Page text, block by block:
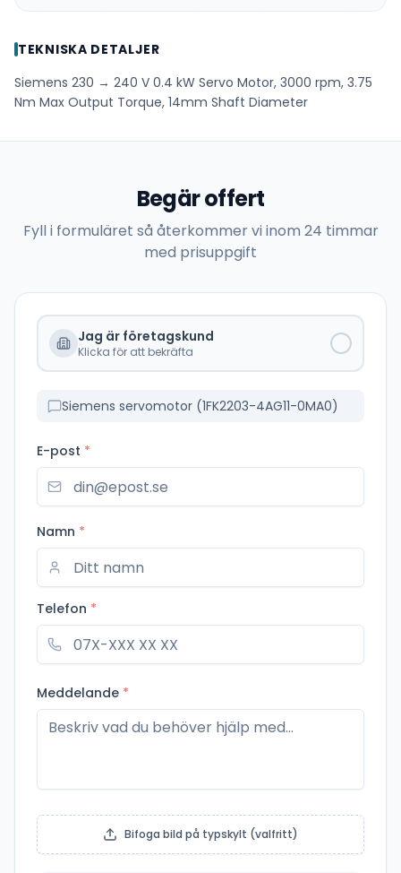
TEKNISKA DETALJER
Siemens 230 → 240 V 0.4 kW Servo Motor, 3000 rpm, 3.75
Nm Max Output Torque, 14mm Shaft Diameter
Begär offert
Fyll i formuläret så återkommer vi inom 24 timmar
med prisuppgift
Jag är företagskund
Klicka för att bekräfta
Siemens servomotor (1FK2203-4AG11-0MA0)
E-post *
Namn *
Telefon *
Meddelande *
Bifoga bild på typskylt (valfritt)